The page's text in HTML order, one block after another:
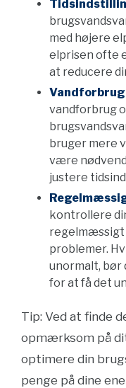
med højere
elprisen ofte
at reducere
vandforbrug
bruger mere
være
justere
kontrollere
regelmæssigt
problemer.
unormalt, bør
for at få det
Tip: Ved at finde
opmærksom på
optimere din
penge på dine